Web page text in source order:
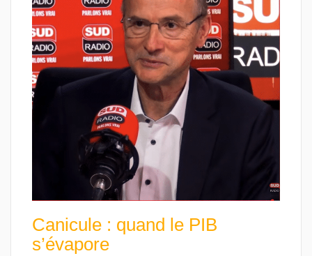
Canicule : quand le PIB
s’évapore